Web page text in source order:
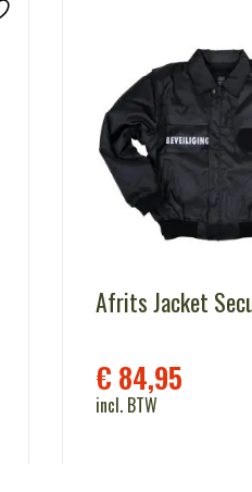
Afrits Jacket
€ 84,95
incl. BTW